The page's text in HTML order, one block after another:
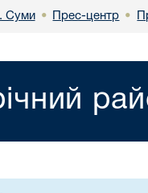
Суми • Прес-центр •